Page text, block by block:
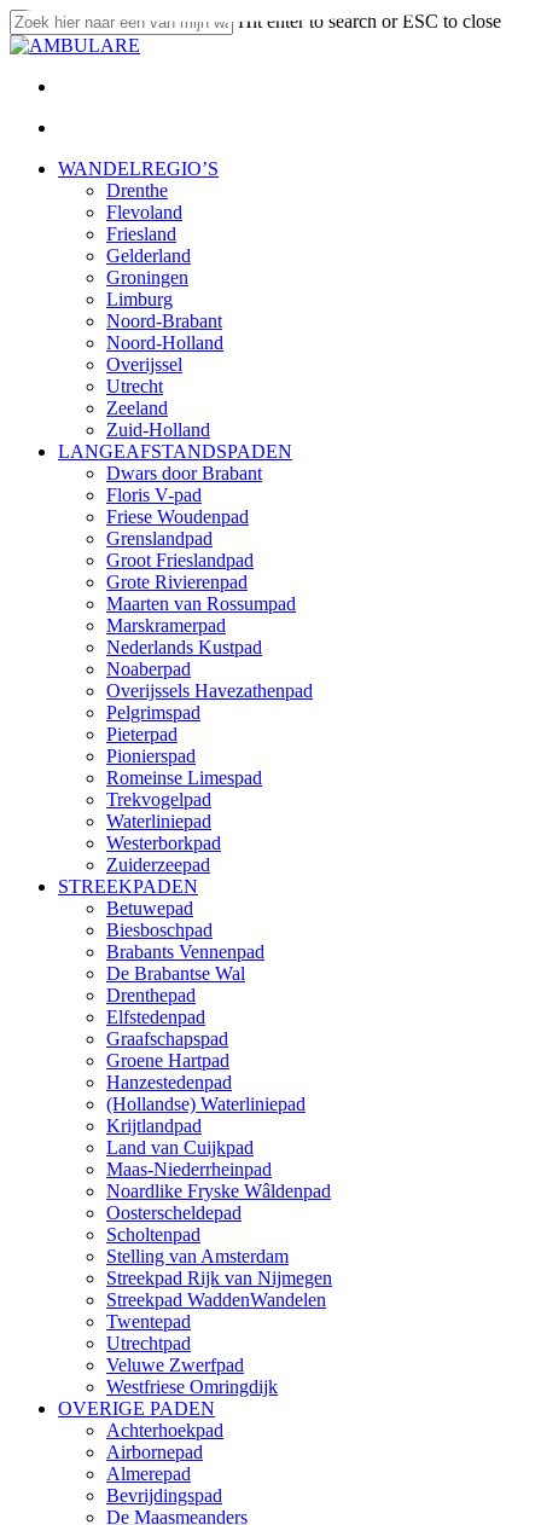
Skip
to
content
Hit enter to search or ESC to close
Close
Menu
search
Menu
WANDELREGIO’S
Drenthe
Flevoland
Friesland
Gelderland
Groningen
Limburg
Noord-Brabant
Noord-Holland
Overijssel
Utrecht
Zeeland
Zuid-Holland
LANGEAFSTANDSPADEN
Dwars door Brabant
Floris V-pad
Friese Woudenpad
Grenslandpad
Groot Frieslandpad
Grote Rivierenpad
Maarten van Rossumpad
Marskramerpad
Nederlands Kustpad
Noaberpad
Overijssels Havezathenpad
Pelgrimspad
Pieterpad
Pionierspad
Romeinse Limespad
Trekvogelpad
Waterliniepad
Westerborkpad
Zuiderzeepad
STREEKPADEN
Betuwepad
Biesboschpad
Brabants Vennenpad
De Brabantse Wal
Drenthepad
Elfstedenpad
Graafschapspad
Groene Hartpad
Hanzestedenpad
(Hollandse) Waterliniepad
Krijtlandpad
Land van Cuijkpad
Maas-Niederrheinpad
Noardlike Fryske Wâldenpad
Oosterscheldepad
Scholtenpad
Stelling van Amsterdam
Streekpad Rijk van Nijmegen
Streekpad WaddenWandelen
Twentepad
Utrechtpad
Veluwe Zwerfpad
Westfriese Omringdijk
OVERIGE PADEN
Achterhoekpad
Airbornepad
Almerepad
Bevrijdingspad
De Maasmeanders